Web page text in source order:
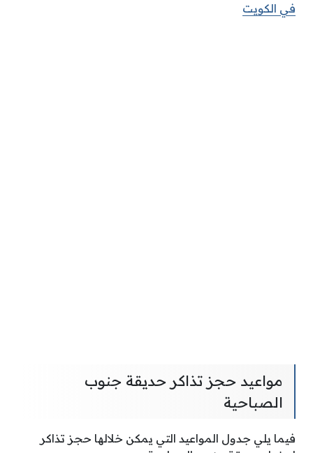
في الكويت
مواعيد حجز تذاكر حديقة جنوب
الصباحية
فيما يلي جدول المواعيد التي يمكن خلالها حجز تذاكر